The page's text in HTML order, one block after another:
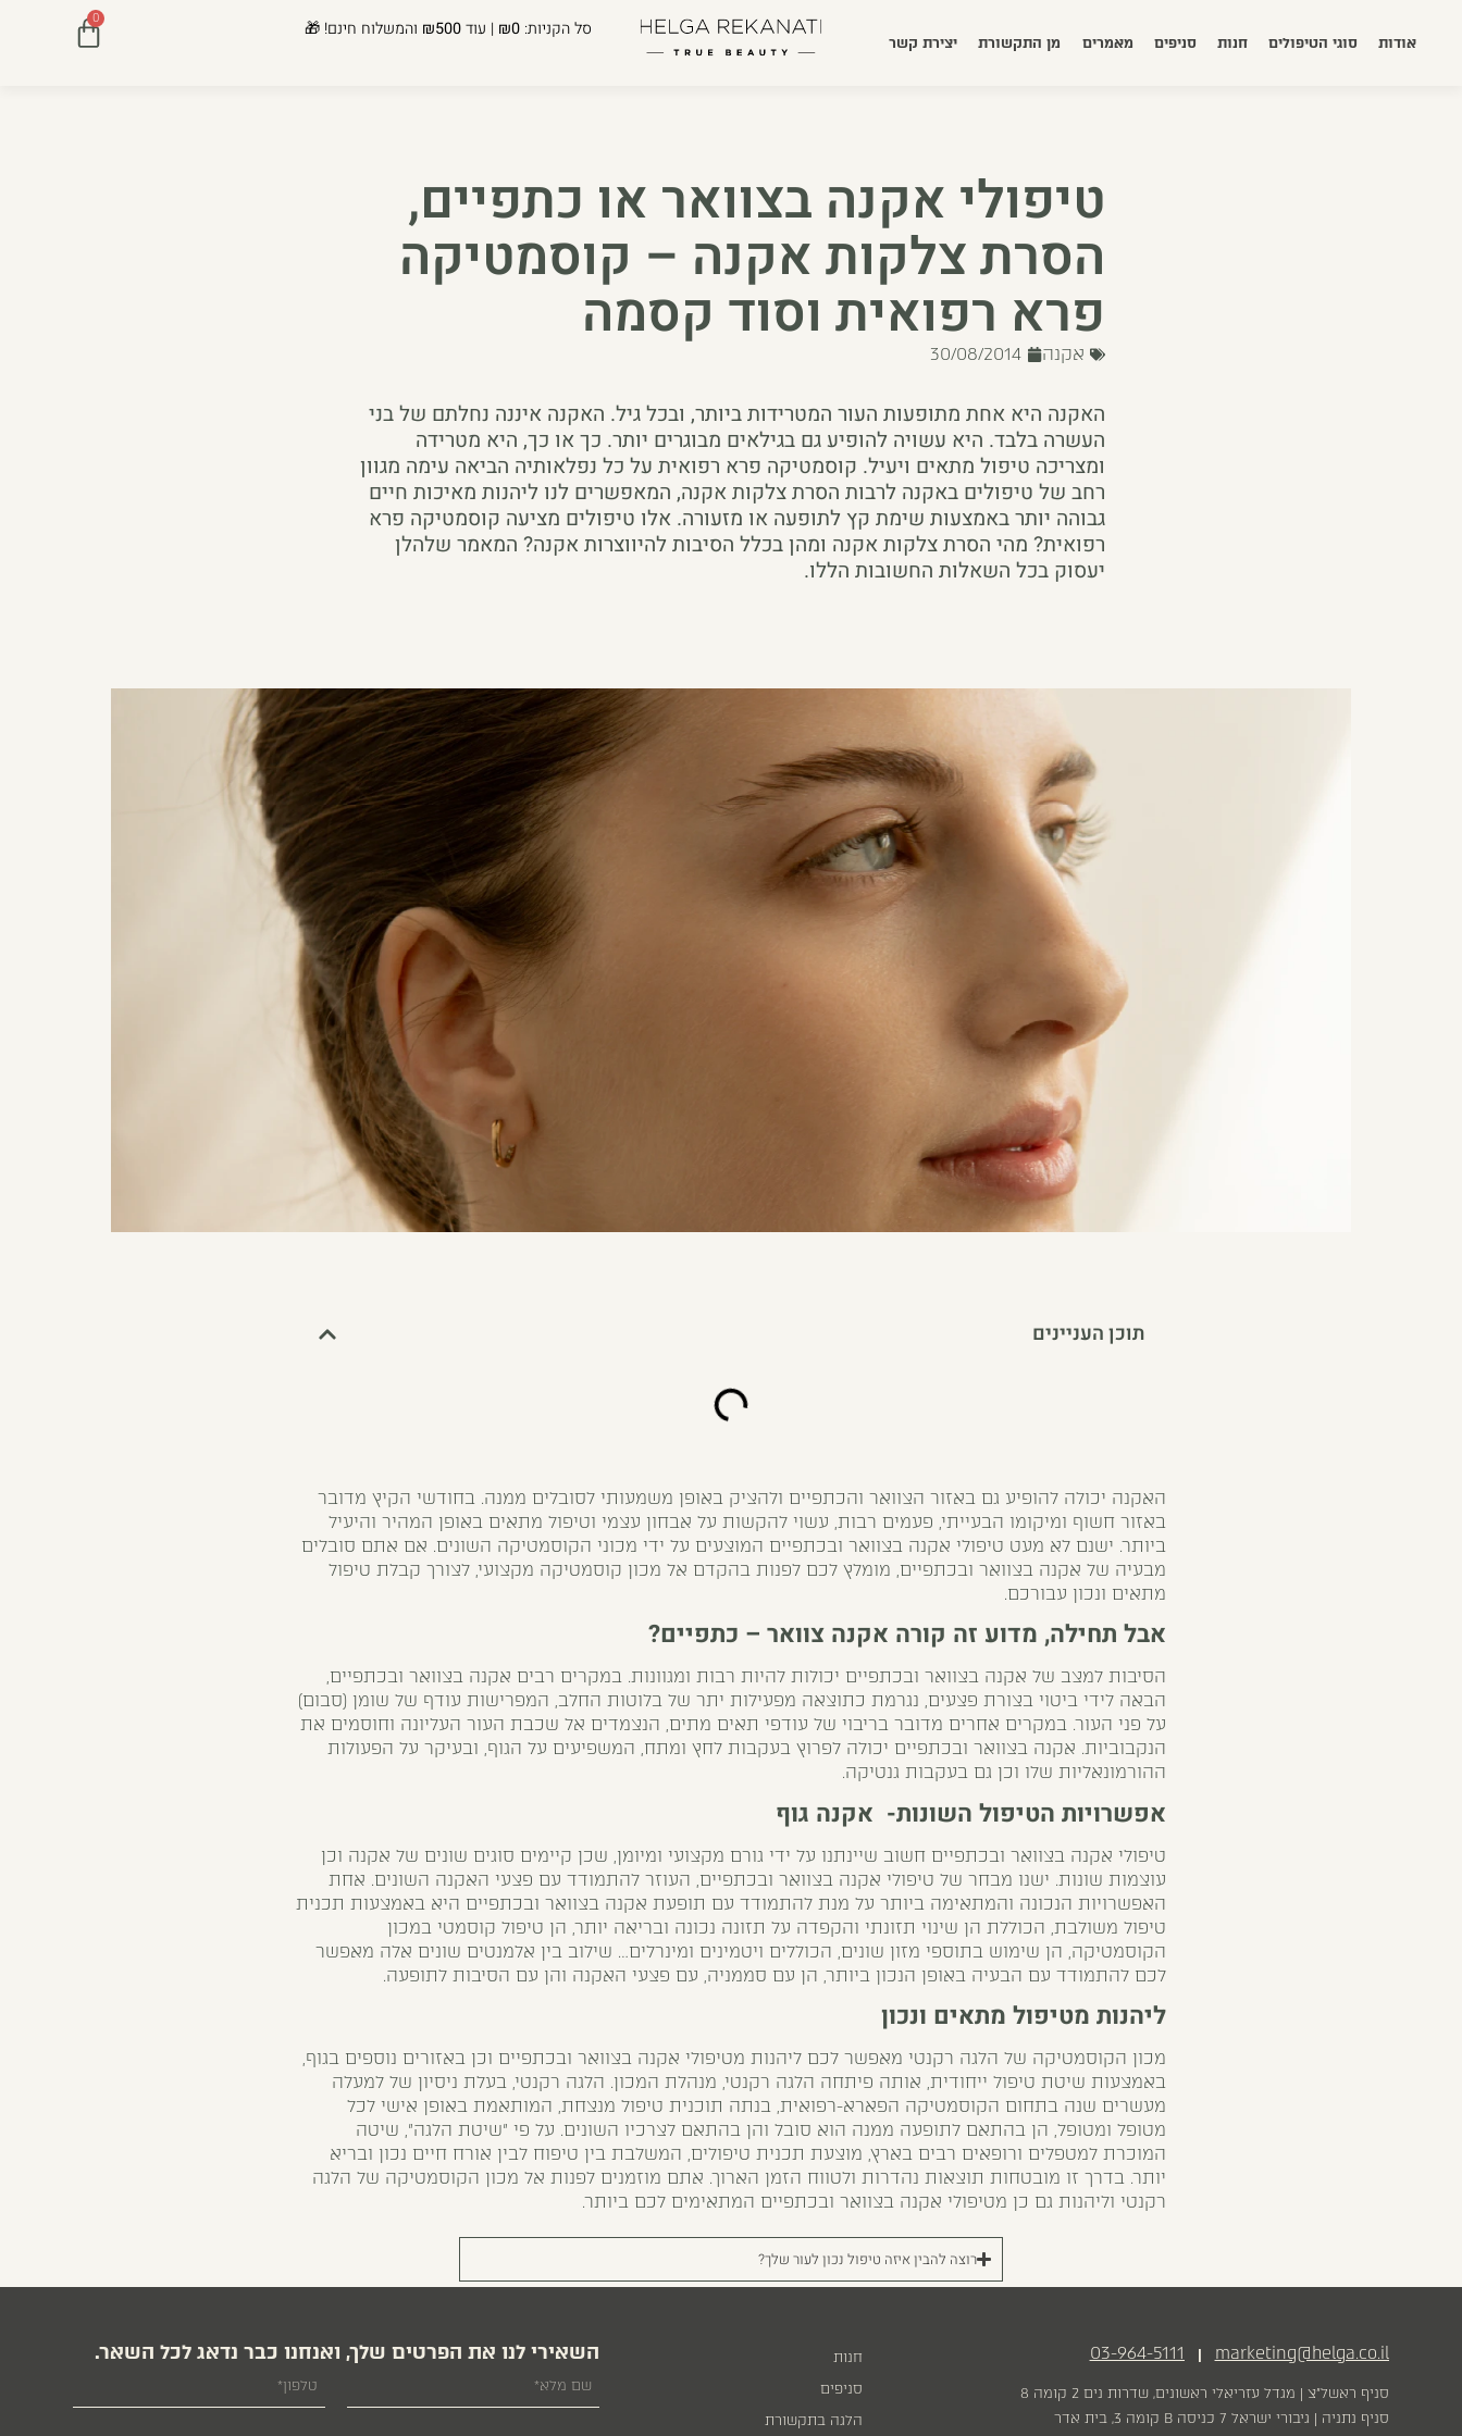
אודות סוגי הטיפולים חנות סניפים מאמרים מן התקשורת יצירת קשר
סל הקניות: ₪0 | עוד₪500 והמשלוח חינם! 🎁 0
טיפולי אקנה בצוואר או כתפיים,
הסרת צלקות אקנה – קוסמטיקה
פרא רפואית וסוד קסמה
אקנה 30/08/2014
האקנה היא אחת מתופעות העור המטרידות ביותר, ובכל גיל. האקנה איננה נחלתם של בני
העשרה בלבד. היא עשויה להופיע גם בגילאים מבוגרים יותר. כך או כך, היא מטרידה
ומצריכה טיפול מתאים ויעיל. קוסמטיקה פרא רפואית על כל נפלאותיה הביאה עימה מגוון
רחב של טיפולים באקנה לרבות הסרת צלקות אקנה, המאפשרים לנו ליהנות מאיכות חיים
גבוהה יותר באמצעות שימת קץ לתופעה או מזעורה. אלו טיפולים מציעה קוסמטיקה פרא
רפואית? מהי הסרת צלקות אקנה ומהן בכלל הסיבות להיווצרות אקנה? המאמר שלהלן
יעסוק בכל השאלות החשובות הללו.
תוכן העניינים
האקנה יכולה להופיע גם באזור הצוואר והכתפיים ולהציק באופן משמעותי לסובלים ממנה. בחודשי הקיץ מדובר
באזור חשוף ומיקומו הבעייתי, פעמים רבות, עשוי להקשות על אבחון עצמי וטיפול מתאים באופן המהיר והיעיל
ביותר. ישנם לא מעט טיפולי אקנה בצוואר ובכתפיים המוצעים על ידי מכוני הקוסמטיקה השונים. אם אתם סובלים
מבעיה של אקנה בצוואר ובכתפיים, מומלץ לכם לפנות בהקדם אל מכון קוסמטיקה מקצועי, לצורך קבלת טיפול
מתאים ונכון עבורכם.
אבל תחילה, מדוע זה קורה אקנה צוואר – כתפיים?
הסיבות למצב של אקנה בצוואר ובכתפיים יכולות להיות רבות ומגוונות. במקרים רבים אקנה בצוואר ובכתפיים,
הבאה לידי ביטוי בצורת פצעים, נגרמת כתוצאה מפעילות יתר של בלוטות החלב, המפרישות עודף של שומן (סבום)
על פני העור. במקרים אחרים מדובר בריבוי של עודפי תאים מתים, הנצמדים אל שכבת העור העליונה וחוסמים את
הנקבוביות. אקנה בצוואר ובכתפיים יכולה לפרוץ בעקבות לחץ ומתח, המשפיעים על הגוף, ובעיקר על הפעולות
ההורמונאליות שלו וכן גם בעקבות גנטיקה.
אפשרויות הטיפול השונות- אקנה גוף
טיפולי אקנה בצוואר ובכתפיים חשוב שיינתנו על ידי גורם מקצועי ומיומן, שכן קיימים סוגים שונים של אקנה וכן
עוצמות שונות. ישנו מבחר של טיפולי אקנה בצוואר ובכתפיים, העוזר להתמודד עם פצעי האקנה השונים. אחת
האפשרויות הנכונה והמתאימה ביותר על מנת להתמודד עם תופעת אקנה בצוואר ובכתפיים היא באמצעות תכנית
טיפול משולבת, הכוללת הן שינוי תזונתי והקפדה על תזונה נכונה ובריאה יותר, הן טיפול קוסמטי במכון
הקוסמטיקה, הן שימוש בתוספי מזון שונים, הכוללים ויטמינים ומינרלים… שילוב בין אלמנטים שונים אלה מאפשר
לכם להתמודד עם הבעיה באופן הנכון ביותר, הן עם סממניה, עם פצעי האקנה והן עם הסיבות לתופעה.
ליהנות מטיפול מתאים ונכון
מכון הקוסמטיקה של הלגה רקנטי מאפשר לכם ליהנות מטיפולי אקנה בצוואר ובכתפיים וכן באזורים נוספים בגוף,
באמצעות שיטת טיפול ייחודית, אותה פיתחה הלגה רקנטי, מנהלת המכון. הלגה רקנטי, בעלת ניסיון של למעלה
מעשרים שנה בתחום הקוסמטיקה הפארא-רפואית, בנתה תוכנית טיפול מנצחת, המותאמת באופן אישי לכל
מטופל ומטופל, הן בהתאם לתופעה ממנה הוא סובל והן בהתאם לצרכיו השונים. על פי "שיטת הלגה", שיטה
המוכרת למטפלים ורופאים רבים בארץ, מוצעת תכנית טיפולים, המשלבת בין טיפוח לבין אורח חיים נכון ובריא
יותר. בדרך זו מובטחות תוצאות נהדרות ולטווח הזמן הארוך. אתם מוזמנים לפנות אל מכון הקוסמטיקה של הלגה
רקנטי וליהנות גם כן מטיפולי אקנה בצוואר ובכתפיים המתאימים לכם ביותר.
רוצה להבין איזה טיפול נכון לעור שלך?
03-964-5111 | marketing@helga.co.il
סניף ראשל״צ | מגדל עזריאלי ראשונים, שדרות נים 2 קומה 8
סניף נתניה | גיבורי ישראל 7 כניסה B קומה 3, בית אדר
חנות
סניפים
הלגה בתקשורת
השאירי לנו את הפרטים שלך, ואנחנו כבר נדאג לכל השאר.